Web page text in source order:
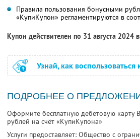
Правила пользования бонусными
«КупиКупон» регламентируются в
Купон действителен по 31 августа 2024
Узнай, как
ПОДРОБНЕЕ О
Оформите бесплатную дебетовую карту
рублей на счёт «КупиКупона»
Услуги предоставляет: Общество с